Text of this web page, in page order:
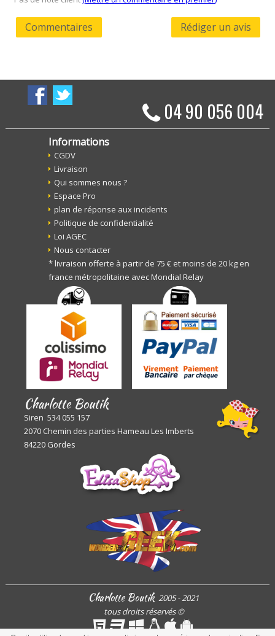
Commentaires Rédiger un avis
04 90 056 004
Informations
CGDV
Livraison
Qui sommes nous ?
Espace Pro
plan de réponse aux incidents
Politique de confidentialité
Loi AGEC
Nous contacter
* livraison offerte à partir de 75 € et moins de 20 kg en
france métropolitaine avec Mondial Relay
Charlotte Boutik
Siren 534 055 157
2070 Chemin des parties Hameau Les Imberts
84220 Gordes
Charlotte Boutik 2005 - 2021
tous droits réservés©